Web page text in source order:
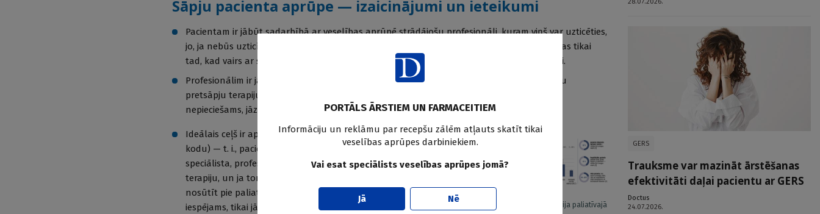
Sāpju pacienta aprūpe — izaicinājumi un ieteikumi
Pacientam ir jābūt sadarbībā ar veselības aprūpē strādājošu profesionāli, kuram viņš var uzticēties,
jo, ja nebūs uzticības, tad arī sūdzības pacients godīgi neizpaudīs, bet nāks pēc palīdzības tikai
tad, kad vairs ar sūdzībām nevarēs sadzīvot, kas praksē ir arī grūtāk koriģējami jautājumi.
Profesionālim ir jābūt ieinteresētam pacientam palīdzēt un arī kompetentam, lai uzsāktu
pretsāpju terapiju. Jāpārzina arī paliatīvās aprūpes joma un nav jābaidās no tās, un, ja
nepieciešams, jāzina, kur pacientu novirzīt, lai viņš saņemtu palīdzību pēc iespējas ātrāk.
Sāpju epidemioloģija paliatīvajā
Ideālais ceļš ir aprakstīts un norādīts vēža sāpju algoritmā (skat. QR
kodu) — t. i., pacients ar sāpēm izstāsta savas sūdzības pie jebkura
speciālista, profesionālis savas kompetences robežās nozīmē
terapiju, un ja tomēr nepieciešama papildu palīdzība, tad var
nosūtīt pie paliatīvās aprūpes speciālista vai arī pie algologa. Tas ir
iespējams, tikai jāzina, kā to izdarīt.
GERS
Trauksme var mazināt ārstēšanas
efektivitāti daļai pacientu ar GERS
Doctus
24.07.2026.
PORTĀLS ĀRSTIEM UN FARMACEITIEM
Informāciju un reklāmu par recepšu zālēm atļauts skatīt tikai
veselības aprūpes darbiniekiem.
Vai esat speciālists veselības aprūpes jomā?
Jā Nē